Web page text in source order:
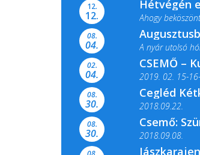
12.
12.
Hétvégén
Ahogy
08.
04. A nyár utolsó
02.
04.
CSEMŐ –
2019. 02. 15-
Színes és
08.
30.
Cegléd
2018.09.22.
08.
30.
Csemő:
2018.09.08.